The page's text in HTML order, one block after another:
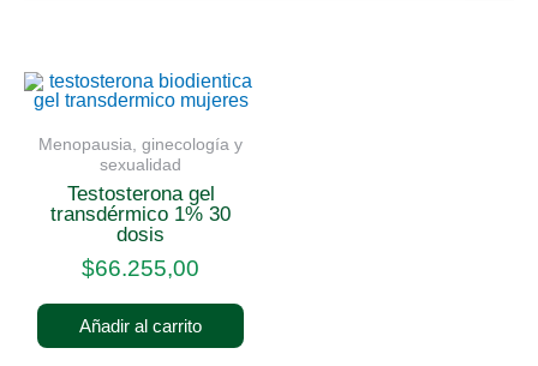
Menopausia, ginecología y
sexualidad
testosterona gel
transdérmico 1% 30
dosis
$66.255,00
Añadir al carrito